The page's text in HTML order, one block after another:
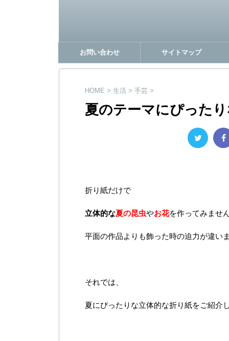
お問い合わせ サイトマップ
HOME > 生活 > 手芸 >
夏のテーマにぴった
折り紙だけで
立体的な夏の昆虫やお花を作ってみませ
平面の作品よりも飾った時の迫力が違いま
それでは、
夏にぴったりな立体的な折り紙をご紹介し